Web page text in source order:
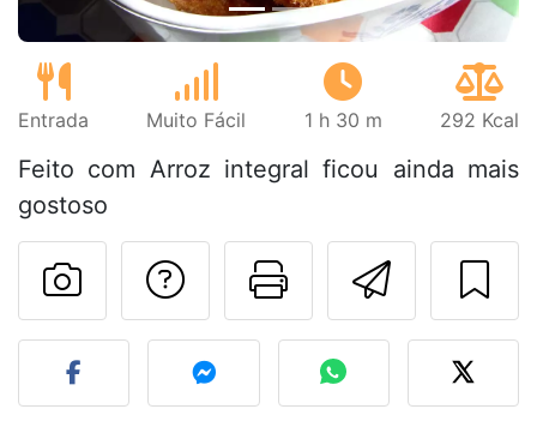
Entrada Muito Fácil 1 h 30 m 292 Kcal
Feito com Arroz integral ficou ainda mais
gostoso
Imprima
Falar com o autor
Fez esta receita?